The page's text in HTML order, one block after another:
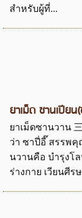
สำหรับผู้ที่...
ยาเม็ด ซานเปีย
ยาเม็ดซานวาน
ว่า ซาปี่อี๊ สรรพคุ
นวานคือ บำรุงโ
ร่างกาย เวียนศีร